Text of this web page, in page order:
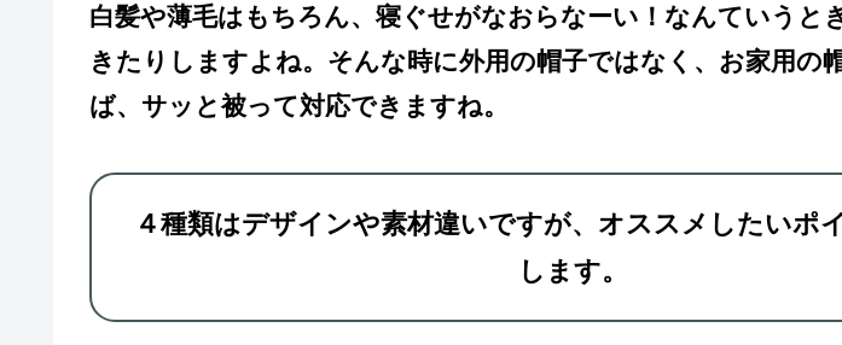
白髪や薄毛はもちろん、寝ぐせがなおらなーい！なんていうと
きたりしますよね。そんな時に外用の帽子ではなく、お家用の
ば、サッと被って対応できますね。
４種類はデザインや素材違いですが、オススメしたいポ
します。